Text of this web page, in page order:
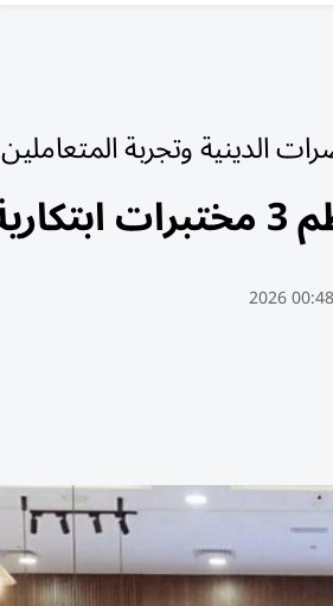
الدينية وتجربة المتعاملين